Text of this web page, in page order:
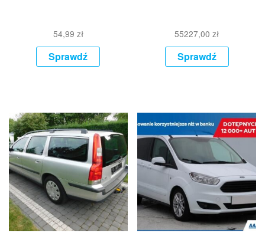
54,99 zł
Sprawdź
55227,00zł
Sprawdź